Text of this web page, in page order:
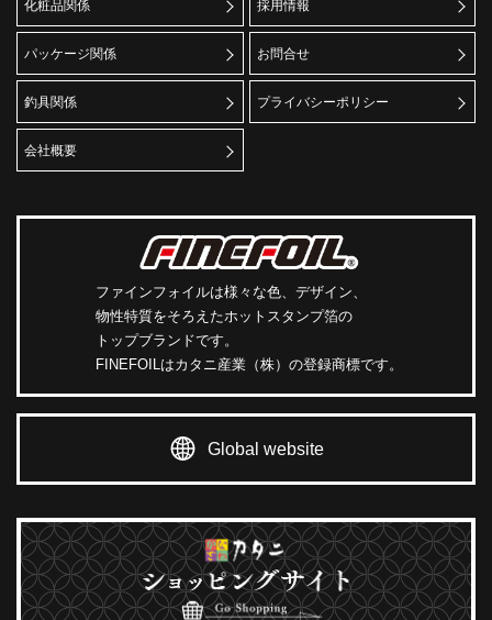
化粧品関係
パッケージ関係
釣具関係
会社概要
採用情報
お問合せ
プライバシーポリシー
ファインフォイルは様々な色、デザイン、
物性特質をそろえたホットスタンプ箔の
トップブランドです。
FINEFOILはカタニ産業（株）の登録商標です。
Global website